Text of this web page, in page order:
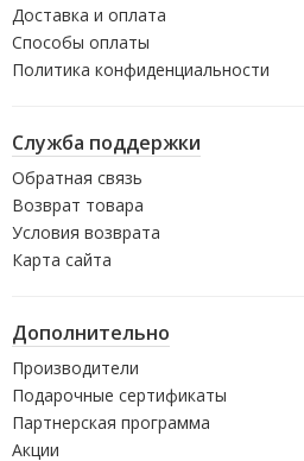
Доставка и оплата
Способы оплаты
Политика конфиденциальности
Служба поддержки
Обратная связь
Возврат товара
Условия возврата
Карта сайта
Дополнительно
Производители
Подарочные сертификаты
Партнерская программа
Акции